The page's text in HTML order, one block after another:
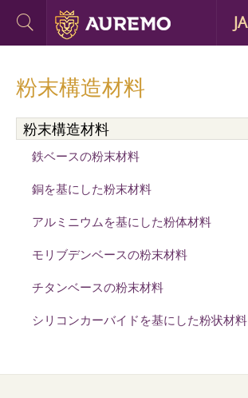
粉末構造材料
粉末構造材料
鉄ベースの粉末材料
銅を基にした粉末材料
アルミニウムを基にした粉体材料
モリブデンベースの粉末材料
チタンベースの粉末材料
シリコンカーバイドを基にした粉状材料
JA